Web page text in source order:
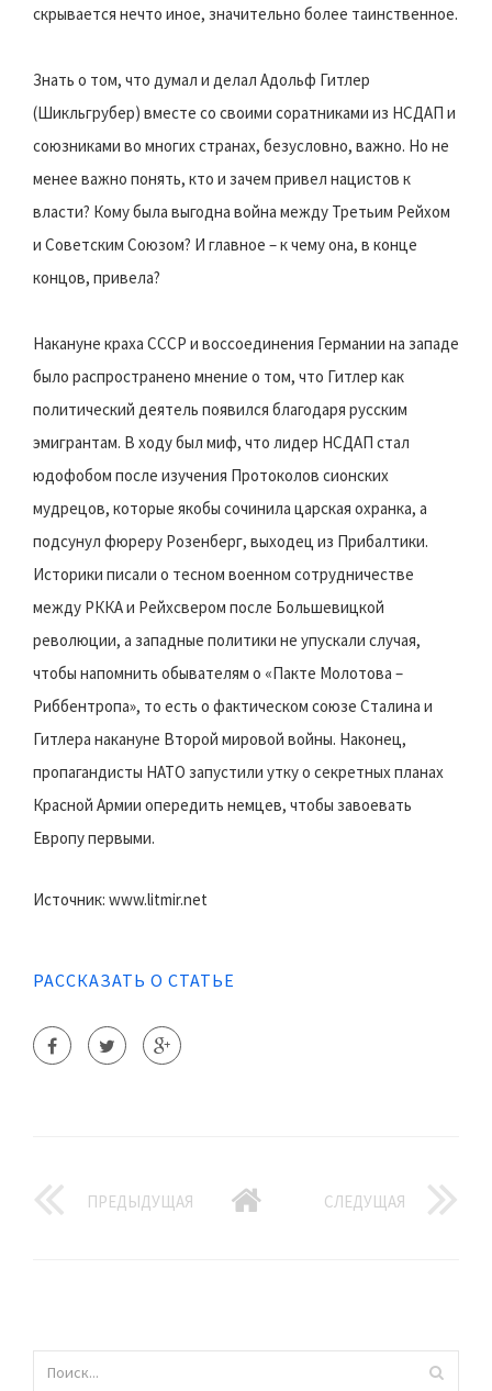
скрывается нечто иное, значительно более таинственное.
Знать о том, что думал и делал Адольф Гитлер
(Шикльгрубер) вместе со своими соратниками из НСДАП и
союзниками во многих странах, безусловно, важно. Но не
менее важно понять, кто и зачем привел нацистов к
власти? Кому была выгодна война между Третьим Рейхом
и Советским Союзом? И главное – к чему она, в конце
концов, привела?
Накануне краха СССР и воссоединения Германии на западе
было распространено мнение о том, что Гитлер как
политический деятель появился благодаря русским
эмигрантам. В ходу был миф, что лидер НСДАП стал
юдофобом после изучения Протоколов сионских
мудрецов, которые якобы сочинила царская охранка, а
подсунул фюреру Розенберг, выходец из Прибалтики.
Историки писали о тесном военном сотрудничестве
между РККА и Рейхсвером после Большевицкой
революции, а западные политики не упускали случая,
чтобы напомнить обывателям о «Пакте Молотова –
Риббентропа», то есть о фактическом союзе Сталина и
Гитлера накануне Второй мировой войны. Наконец,
пропагандисты НАТО запустили утку о секретных планах
Красной Армии опередить немцев, чтобы завоевать
Европу первыми.
Источник: www.litmir.net
РАССКАЗАТЬ О СТАТЬЕ
ПРЕДЫДУЩАЯ СЛЕДУЩАЯ